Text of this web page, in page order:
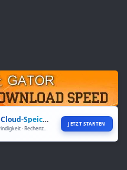
Cloud-Speicher JETZT STARTEN